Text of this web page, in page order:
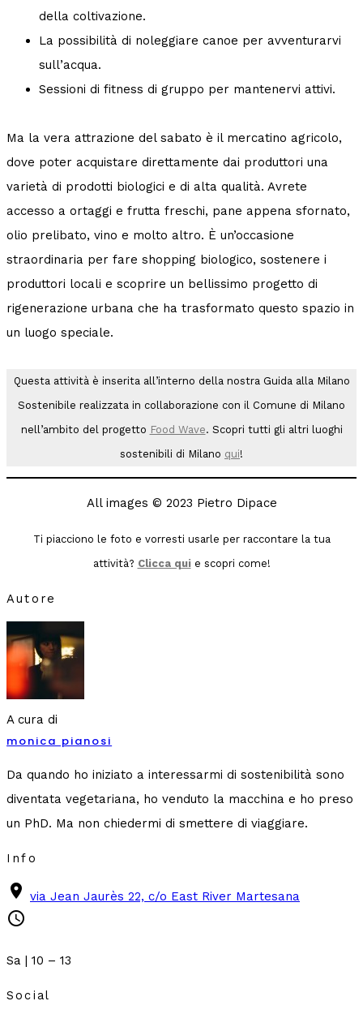
della coltivazione.
La possibilità di noleggiare canoe per avventurarvi
sull’acqua.
Sessioni di fitness di gruppo per mantenervi attivi.
Ma la vera attrazione del sabato è il mercatino agricolo,
dove poter acquistare direttamente dai produttori una
varietà di prodotti biologici e di alta qualità. Avrete
accesso a ortaggi e frutta freschi, pane appena sfornato,
olio prelibato, vino e molto altro. È un’occasione
straordinaria per fare shopping biologico, sostenere i
produttori locali e scoprire un bellissimo progetto di
rigenerazione urbana che ha trasformato questo spazio in
un luogo speciale.
Questa attività è inserita all’interno della nostra Guida alla Milano
Sostenibile realizzata in collaborazione con il Comune di Milano
nell’ambito del progetto Food Wave. Scopri tutti gli altri luoghi
sostenibili di Milano qui!
All images © 2023 Pietro Dipace
Ti piacciono le foto e vorresti usarle per raccontare la tua
attività? Clicca quie scopri come!
Autore
A cura di
monica pianosi
Da quando ho iniziato a interessarmi di sostenibilità sono
diventata vegetariana, ho venduto la macchina e ho preso
un PhD. Ma non chiedermi di smettere di viaggiare.
Info
place via Jean Jaurès 22, c/o East River Martesana
schedule
Sa | 10 – 13
Social